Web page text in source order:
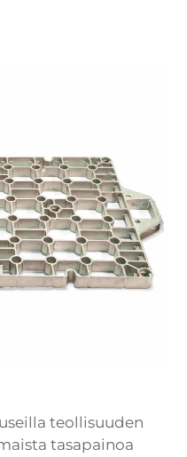
teollisuuden
tasapainoa